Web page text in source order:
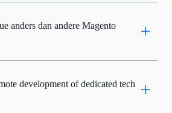
anders dan andere Magento
development of dedicated tech